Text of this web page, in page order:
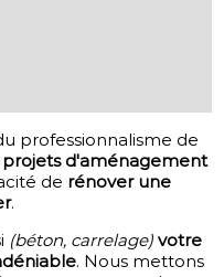
professionnalisme de
projets d'aménagement
de rénover une
.
(béton, carrelage) votre
. Nous mettons